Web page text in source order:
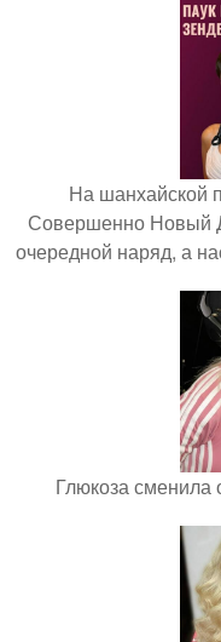
На шанхайской
Совершенно Новый
очередной наряд, а
Глюкоза сменила